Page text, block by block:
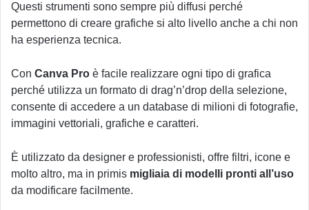
Questi strumenti sono sempre più diffusi perché
permettono di creare grafiche si alto livello anche a chi non
ha esperienza tecnica.
Con Canva Pro è facile realizzare ogni tipo di grafica
perché utilizza un formato di drag’n’drop della selezione,
consente di accedere a un database di milioni di fotografie,
immagini vettoriali, grafiche e caratteri.
È utilizzato da designer e professionisti, offre filtri, icone e
molto altro, ma in primis migliaia di modelli pronti all’uso
da modificare facilmente.